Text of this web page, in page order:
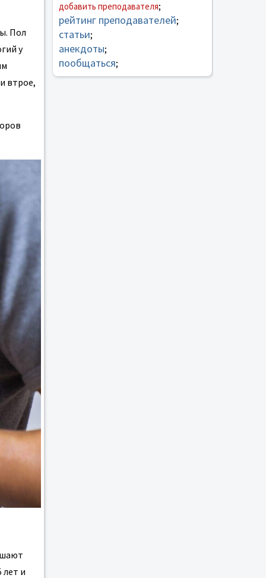
Пол
у
втрое,
лет и
добавить преподавателя;
рейтинг преподавателей;
статьи;
анекдоты;
пообщаться;